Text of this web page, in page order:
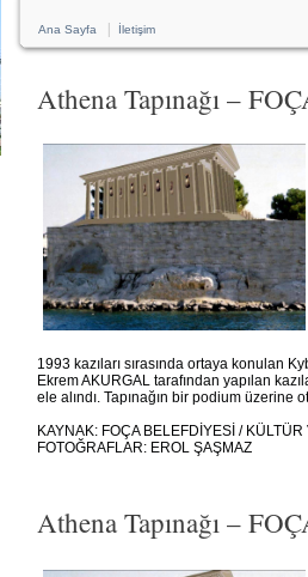
Ana Sayfa İletişim
Athena Tapınağı –
1993 kazıları sırasında ortaya konulan
Ekrem AKURGAL tarafından yapılan
ele alındı. Tapınağın bir podium üzerine
KAYNAK: FOÇA BELEFDİYESİ /
FOTOĞRAFLAR: EROL ŞAŞMAZ
Athena Tapınağı –